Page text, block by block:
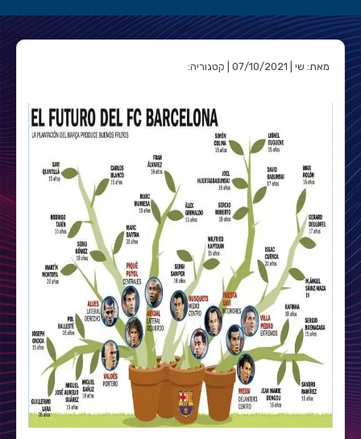
מאת: שי | 07/10/2021 | קטגוריה: